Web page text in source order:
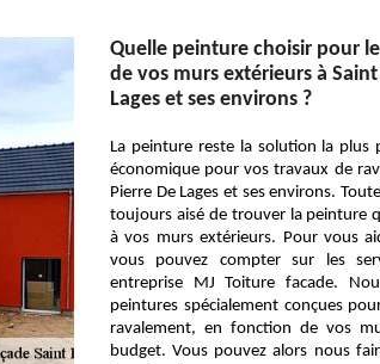
Quelle peinture choisir pour
de vos murs extérieurs à
Lages et ses environs ?
La peinture reste la solution la plus
économique pour vos travaux de
Pierre De Lages et ses environs.
toujours aisé de trouver la peinture
à vos murs extérieurs. Pour vous
vous pouvez compter sur les
entreprise MJ Toiture facade.
peintures spécialement conçues
ravalement, en fonction de vos
budget. Vous pouvez alors nous